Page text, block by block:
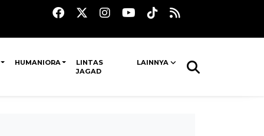
HUMANIORA
LINTAS
JAGAD
LAINNYA